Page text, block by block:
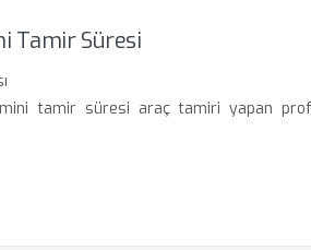
Tamir Süresi
tamir süresi araç tamiri yapan